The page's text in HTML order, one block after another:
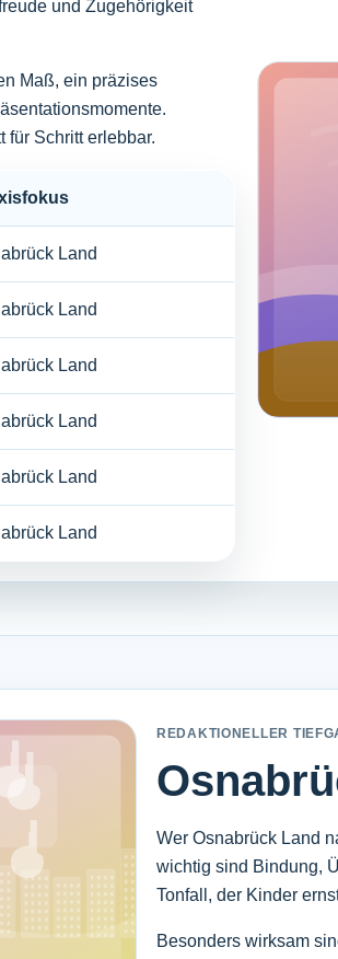
und Zugehörigkeit
Maß, ein präzises
für Schritt erlebbar.
Land
Land
Land
Land
Land
Land
REDAKTIONELLER
Wer Osnabrück Land
wichtig sind Bindung,
Tonfall, der Kinder
Besonders wirksam